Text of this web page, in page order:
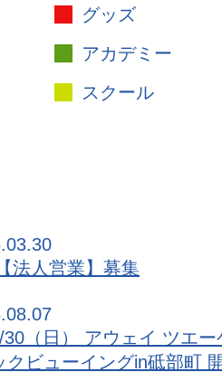
グッズ
アカデミー
スクール
法人営業】募集
30（日） アウェイ ツエー
クビューイングin砥部町